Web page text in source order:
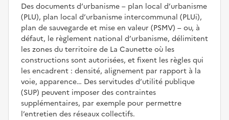
Des documents d’urbanisme – plan local d’urbanisme
(PLU), plan local d’urbanisme intercommunal (PLUi),
plan de sauvegarde et mise en valeur (PSMV) – ou, à
défaut, le règlement national d’urbanisme, délimitent
les zones du territoire de La Caunette où les
constructions sont autorisées, et fixent les règles qui
les encadrent : densité, alignement par rapport à la
voie, apparence… Des servitudes d’utilité publique
(SUP) peuvent imposer des contraintes
supplémentaires, par exemple pour permettre
l’entretien des réseaux collectifs.